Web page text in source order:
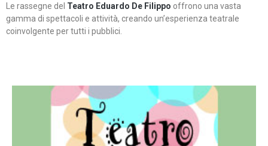
Le rassegne del Teatro Eduardo De Filippo offrono una vasta
gamma di spettacoli e attività, creando un’esperienza teatrale
coinvolgente per tutti i pubblici.
Continua